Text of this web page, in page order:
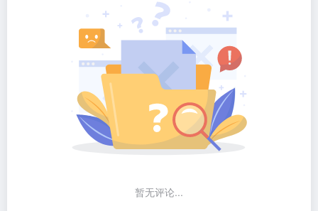
暂无评论...